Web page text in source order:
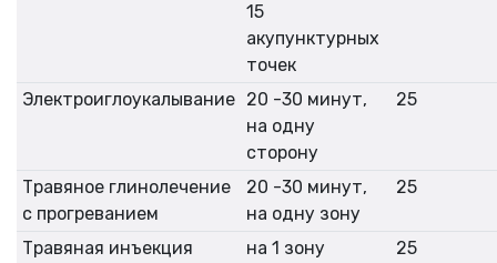
15
акупунктурных
точек
Электроиглоукалывание 20 -30 минут,
на одну
сторону
25
Травяное глинолечение
с прогреванием
20 -30 минут,
на одну зону
25
Травяная инъекция на 1 зону
25